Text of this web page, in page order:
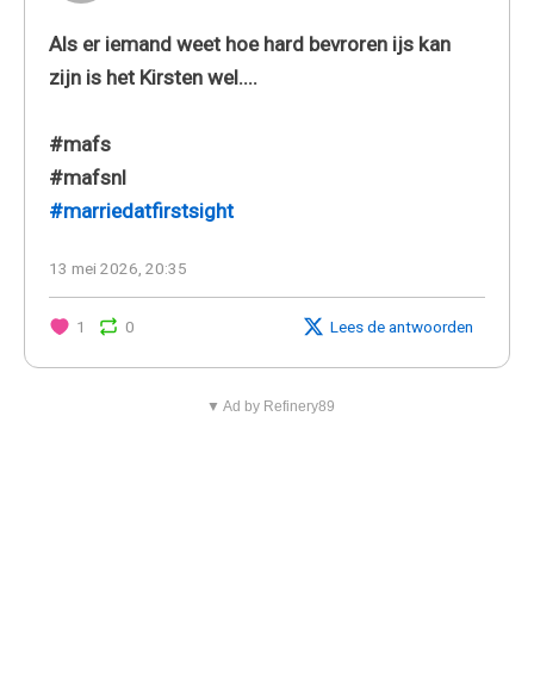
Als er iemand weet hoe hard bevroren ijs kan
zijn is het Kirsten wel....
#mafs
#mafsnl
#marriedatfirstsight
13 mei 2026, 20:35
1 0 Lees de antwoorden
▼ Ad by Refinery89